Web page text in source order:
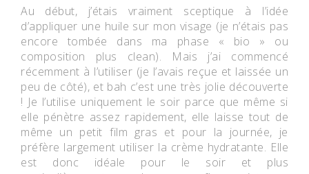
Au début, j’étais vraiment sceptique à l’idée
d’appliquer une huile sur mon visage (je n’étais pas
encore tombée dans ma phase « bio » ou
composition plus clean). Mais j’ai commencé
récemment à l’utiliser (je l’avais reçue et laissée un
peu de côté), et bah c’est une très jolie découverte
! Je l’utilise uniquement le soir parce que même si
elle pénètre assez rapidement, elle laisse tout de
même un petit film gras et pour la journée, je
préfère largement utiliser la crème hydratante. Elle
est donc idéale pour le soir et plus